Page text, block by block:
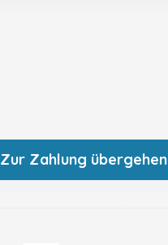
Zur Zahlung übergehen